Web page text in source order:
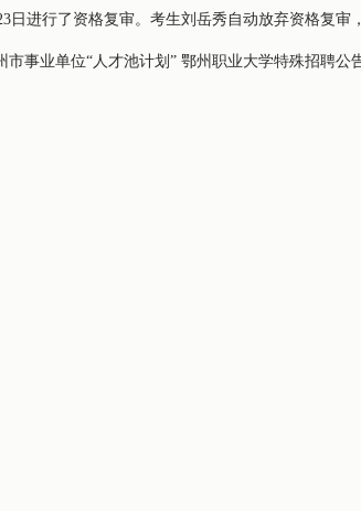
日进行了资格复审。考生刘岳秀自动放弃资格复审
事业单位“人才池计划” 鄂州职业大学特殊招聘